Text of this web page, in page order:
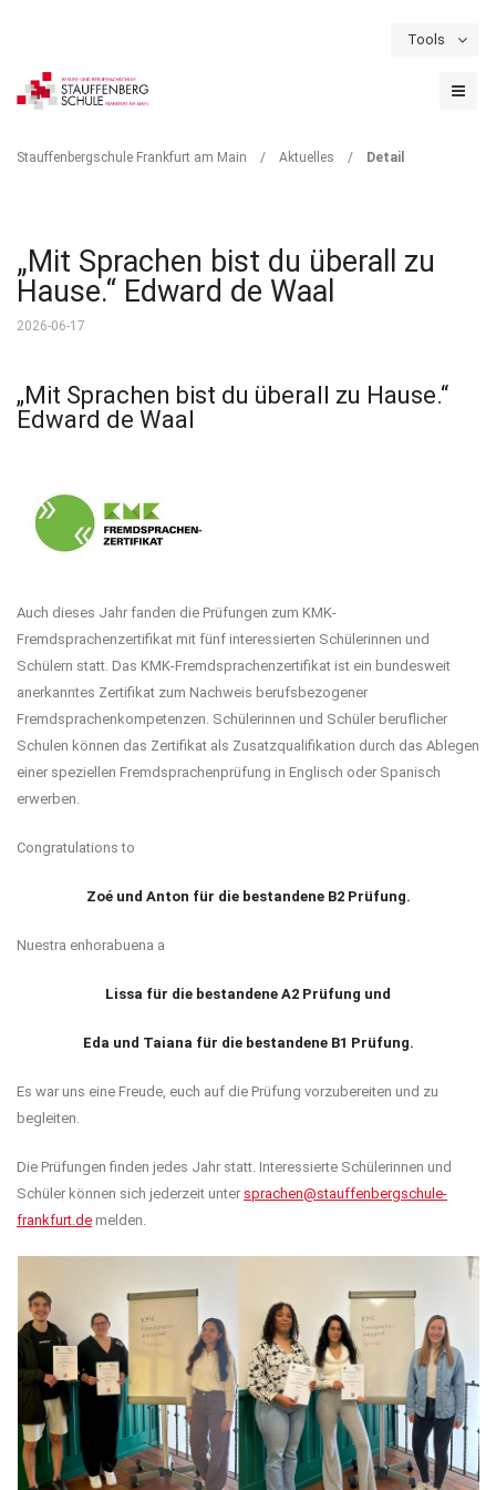
Tools
Schulportal Termine
Stauffenbergschule Frankfurt am Main / Aktuelles / Detail
„Mit Sprachen bist du überall zu
Hause.“ Edward de Waal
2026-06-17
„Mit Sprachen bist du überall zu Hause.“
Edward de Waal
Auch dieses Jahr fanden die Prüfungen zum KMK-
Fremdsprachenzertifikat mit fünf interessierten Schülerinnen und
Schülern statt. Das KMK-Fremdsprachenzertifikat ist ein bundesweit
anerkanntes Zertifikat zum Nachweis berufsbezogener
Fremdsprachenkompetenzen. Schülerinnen und Schüler beruflicher
Schulen können das Zertifikat als Zusatzqualifikation durch das Ablegen
einer speziellen Fremdsprachenprüfung in Englisch oder Spanisch
erwerben.
Congratulations to
Zoé und Anton für die bestandene B2 Prüfung.
Nuestra enhorabuena a
Lissa für die bestandene A2 Prüfung und
Eda und Taiana für die bestandene B1 Prüfung.
Es war uns eine Freude, euch auf die Prüfung vorzubereiten und zu
begleiten.
Die Prüfungen finden jedes Jahr statt. Interessierte Schülerinnen und
Schüler können sich jederzeit unter sprachen@stauffenbergschule-
frankfurt.de melden.